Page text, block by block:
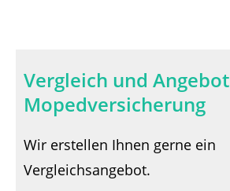
Vergleich und Angebot
Mopedversicherung
Wir erstellen Ihnen gerne ein
Vergleichsangebot.